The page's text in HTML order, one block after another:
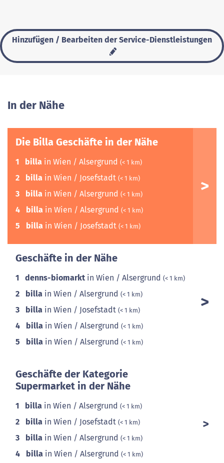
Hinzufügen / Bearbeiten der Service-Dienstleistungen
In der Nähe
Die Billa Geschäfte in der Nähe
1 billa in Wien / Alsergrund (< 1 km)
2 billa in Wien / Josefstadt (< 1 km)
3 billa in Wien / Alsergrund (< 1 km)
4 billa in Wien / Alsergrund (< 1 km)
5 billa in Wien / Josefstadt (< 1 km)
Geschäfte in der Nähe
1 denns-biomarkt in Wien / Alsergrund (< 1 km)
2 billa in Wien / Alsergrund (< 1 km)
3 billa in Wien / Josefstadt (< 1 km)
4 billa in Wien / Alsergrund (< 1 km)
5 billa in Wien / Alsergrund (< 1 km)
Geschäfte der Kategorie
Supermarket in der Nähe
1 billa in Wien / Alsergrund (< 1 km)
2 billa in Wien / Josefstadt (< 1 km)
3 billa in Wien / Alsergrund (< 1 km)
4 billa in Wien / Alsergrund (< 1 km)